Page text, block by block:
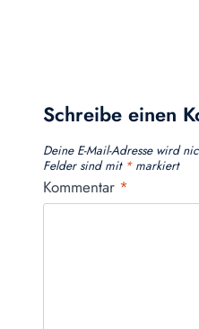
Schreibe einen
Deine E-Mail-Adresse wird
Felder sind mit *markiert
Kommentar *